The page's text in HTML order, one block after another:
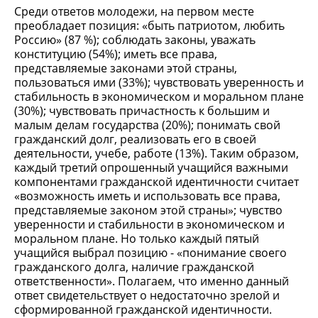
Среди ответов молодежи, на первом месте
преобладает позиция: «быть патриотом, любить
Россию» (87 %); соблюдать законы, уважать
конституцию (54%); иметь все права,
представляемые законами этой страны,
пользоваться ими (33%); чувствовать уверенность и
стабильность в экономическом и моральном плане
(30%); чувствовать причастность к большим и
малым делам государства (20%); понимать свой
гражданский долг, реализовать его в своей
деятельности, учебе, работе (13%). Таким образом,
каждый третий опрошенный учащийся важными
компонентами гражданской идентичности считает
«возможность иметь и использовать все права,
представляемые законом этой страны»; чувство
уверенности и стабильности в экономическом и
моральном плане. Но только каждый пятый
учащийся выбрал позицию - «понимание своего
гражданского долга, наличие гражданской
ответственности». Полагаем, что именно данный
ответ свидетельствует о недостаточно зрелой и
сформированной гражданской идентичности.